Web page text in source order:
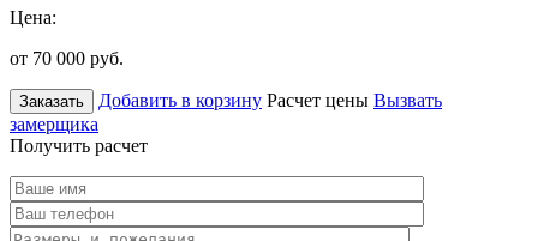
Цена:
от 70 000 руб.
Заказать Добавить в корзину Расчет цены Вызвать
замерщика
Получить расчет